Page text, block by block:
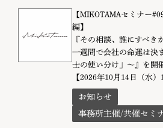
【MIKOTAMAセミナー
編】
『その相談、誰にすべ
一週間で会社の命運は決
士の使い分け」〜』を開
【2026年10月14日（水）
お知らせ
事務所主催/共催セミ